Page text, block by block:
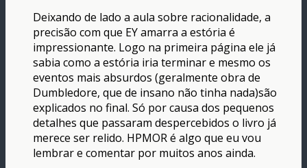
Deixando de lado a aula sobre racionalidade, a
precisão com que EY amarra a estória é
impressionante. Logo na primeira página ele já
sabia como a estória iria terminar e mesmo os
eventos mais absurdos (geralmente obra de
Dumbledore, que de insano não tinha nada)são
explicados no final. Só por causa dos pequenos
detalhes que passaram despercebidos o livro já
merece ser relido. HPMOR é algo que eu vou
lembrar e comentar por muitos anos ainda.